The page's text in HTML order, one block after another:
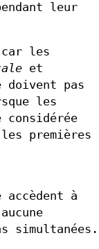
leur
car les
et
doivent pas
les
premières
à
simultanées.